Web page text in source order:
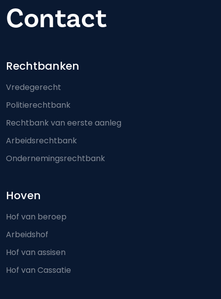
Contact
Footer-menu
Rechtbanken
Vredegerecht
Politierechtbank
Rechtbank van eerste aanleg
Arbeidsrechtbank
Ondernemingsrechtbank
Hoven
Hof van beroep
Arbeidshof
Hof van assisen
Hof van Cassatie